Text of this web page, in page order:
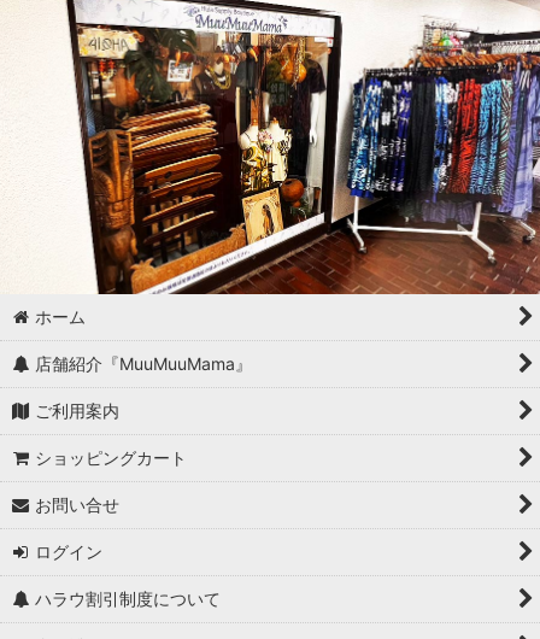
ホーム
店舗紹介『MuuMuuMama』
ご利用案内
ショッピングカート
お問い合せ
ログイン
ハラウ割引制度について